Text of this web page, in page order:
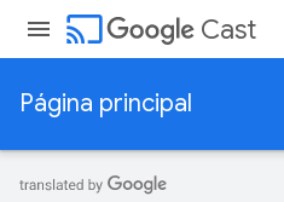
cast Cast
Página principal